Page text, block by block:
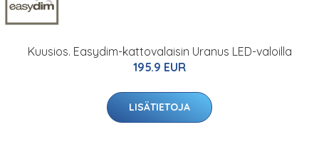
Kuusios. Easydim-kattovalaisin Uranus LED-valoilla
195.9 EUR
LISÄTIETOJA